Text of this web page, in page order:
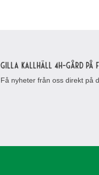
Gilla Kallhäll 4H-gård på
Få nyheter från oss direkt på